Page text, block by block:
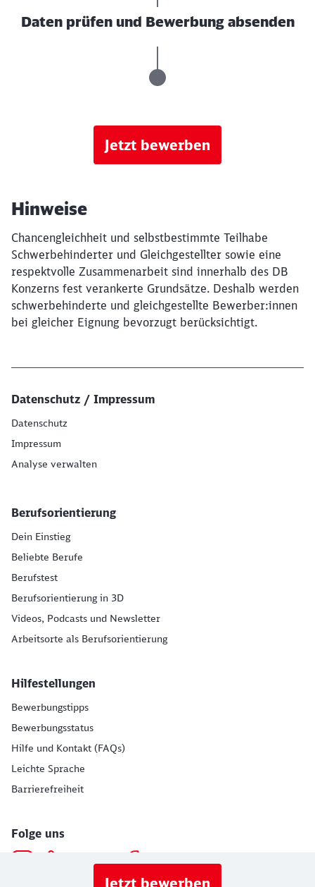
Daten prüfen und Bewerbung absenden
Jetzt bewerben
Hinweise
Chancengleichheit und selbstbestimmte Teilhabe
Schwerbehinderter und Gleichgestellter sowie eine
respektvolle Zusammenarbeit sind innerhalb des DB
Konzerns fest verankerte Grundsätze. Deshalb werden
schwerbehinderte und gleichgestellte Bewerber:innen
bei gleicher Eignung bevorzugt berücksichtigt.
Jetzt bewerben
Datenschutz / Impressum
Datenschutz
Impressum
Analyse verwalten
Berufsorientierung
Dein Einstieg
Beliebte Berufe
Berufstest
Berufsorientierung in 3D
Videos, Podcasts und Newsletter
Arbeitsorte als Berufsorientierung
Hilfestellungen
Bewerbungstipps
Bewerbungsstatus
Hilfe und Kontakt (FAQs)
Leichte Sprache
Barrierefreiheit
Folge uns